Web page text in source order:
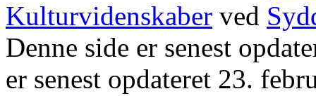
Kulturvidenskaber ved
Denne side er senest
er senest opdateret 23.